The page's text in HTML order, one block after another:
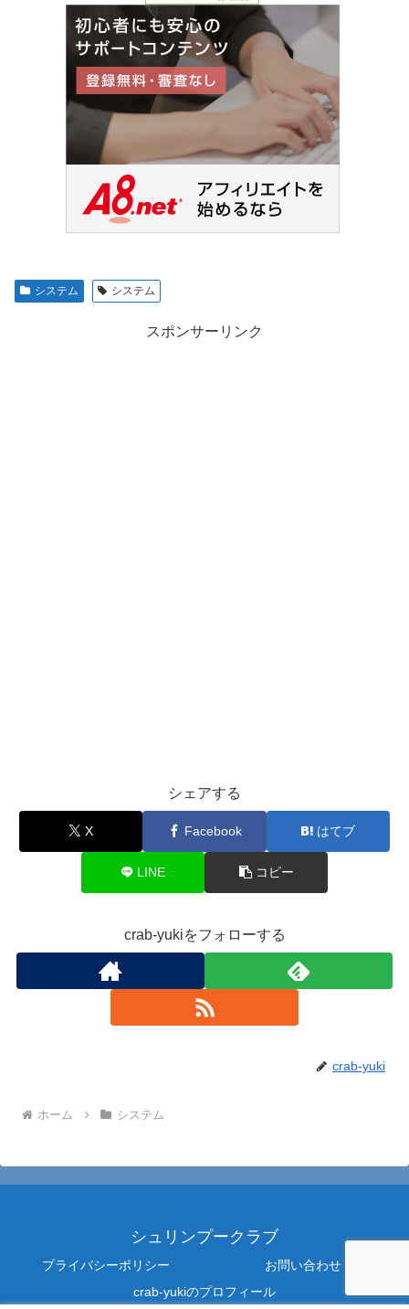
システム システム
スポンサーリンク
シェアする
X Facebook はてブ
LINE コピー
crab-yukiをフォローする
crab-yuki
ホーム システム
シュリンプークラブ
プライバシーポリシー
お問い合わせ
crab-yukiのプロフィール